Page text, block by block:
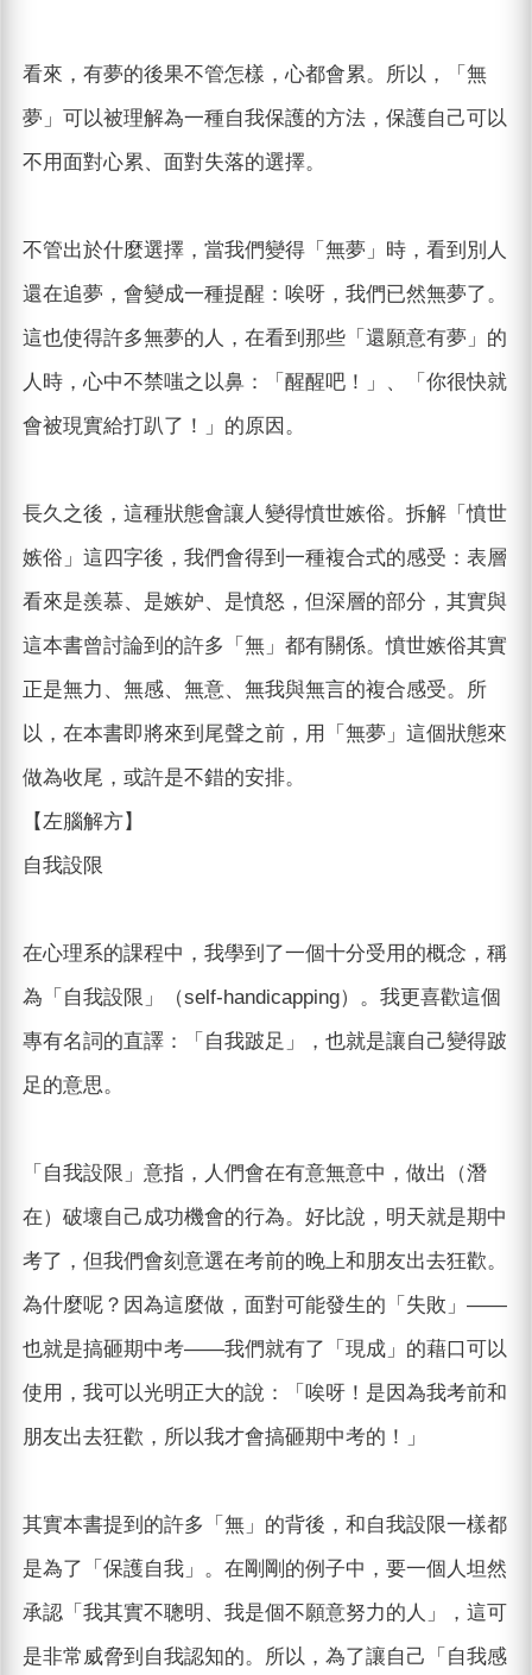
看來，有夢的後果不管怎樣，心都會累。所以，「無
夢」可以被理解為一種自我保護的方法，保護自己可以
不用面對心累、面對失落的選擇。
不管出於什麼選擇，當我們變得「無夢」時，看到別人
還在追夢，會變成一種提醒：唉呀，我們已然無夢了。
這也使得許多無夢的人，在看到那些「還願意有夢」的
人時，心中不禁嗤之以鼻：「醒醒吧！」、「你很快就
會被現實給打趴了！」的原因。
長久之後，這種狀態會讓人變得憤世嫉俗。拆解「憤世
嫉俗」這四字後，我們會得到一種複合式的感受：表層
看來是羨慕、是嫉妒、是憤怒，但深層的部分，其實與
這本書曾討論到的許多「無」都有關係。憤世嫉俗其實
正是無力、無感、無意、無我與無言的複合感受。所
以，在本書即將來到尾聲之前，用「無夢」這個狀態來
做為收尾，或許是不錯的安排。
【左腦解方】
自我設限
在心理系的課程中，我學到了一個十分受用的概念，稱
為「自我設限」（self-handicapping）。我更喜歡這個
專有名詞的直譯：「自我跛足」，也就是讓自己變得跛
足的意思。
「自我設限」意指，人們會在有意無意中，做出（潛
在）破壞自己成功機會的行為。好比說，明天就是期中
考了，但我們會刻意選在考前的晚上和朋友出去狂歡。
為什麼呢？因為這麼做，面對可能發生的「失敗」——
也就是搞砸期中考——我們就有了「現成」的藉口可以
使用，我可以光明正大的說：「唉呀！是因為我考前和
朋友出去狂歡，所以我才會搞砸期中考的！」
其實本書提到的許多「無」的背後，和自我設限一樣都
是為了「保護自我」。在剛剛的例子中，要一個人坦然
承認「我其實不聰明、我是個不願意努力的人」，這可
是非常威脅到自我認知的。所以，為了讓自己「自我感